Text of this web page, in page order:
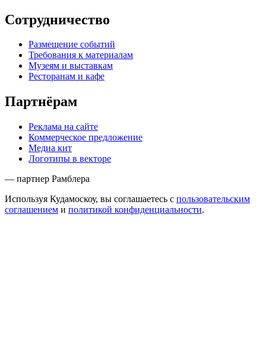
Сотрудничество
Размещение событий
Требования к материалам
Музеям и выставкам
Ресторанам и кафе
Партнёрам
Реклама на сайте
Коммерческое предложение
Медиа кит
Логотипы в векторе
— партнер Рамблера
Используя Кудамоскоу, вы соглашаетесь с пользовательским
соглашением и политикой конфиденциальности.